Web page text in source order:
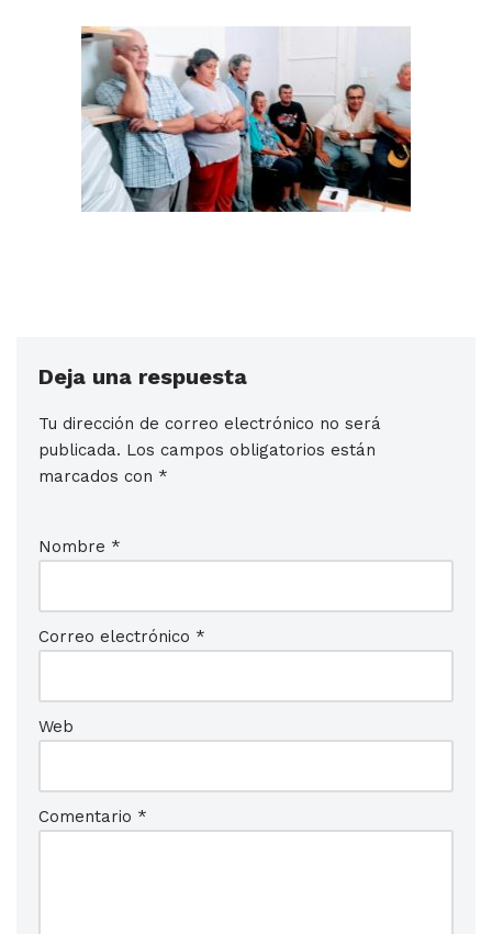
Deja una respuesta
Tu dirección de correo electrónico no será
publicada. Los campos obligatorios están
marcados con *
Nombre *
Correo electrónico *
Web
Comentario *